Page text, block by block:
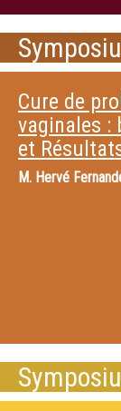
Cure de
vaginales :
et
M. Hervé